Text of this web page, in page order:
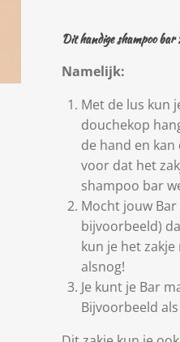
Dit handige shampoo
Namelijk:
Met de lus kun
douchekop
de hand en
voor dat het
shampoo bar
Mocht jouw
bijvoorbeeld)
kun je het
alsnog!
Je kunt je Bar
Bijvoorbeeld